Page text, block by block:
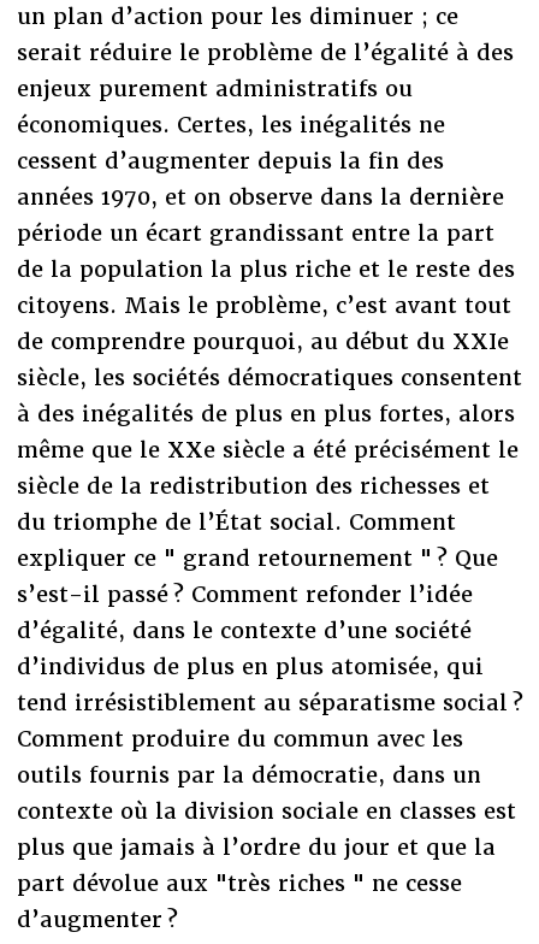
un plan d’action pour les diminuer ; ce
serait réduire le problème de l’égalité à des
enjeux purement administratifs ou
économiques. Certes, les inégalités ne
cessent d’augmenter depuis la fin des
années 1970, et on observe dans la dernière
période un écart grandissant entre la part
de la population la plus riche et le reste des
citoyens. Mais le problème, c’est avant tout
de comprendre pourquoi, au début du XXIe
siècle, les sociétés démocratiques consentent
à des inégalités de plus en plus fortes, alors
même que le XXe siècle a été précisément le
siècle de la redistribution des richesses et
du triomphe de l’État social. Comment
expliquer ce " grand retournement " ? Que
s’est-il passé ? Comment refonder l’idée
d’égalité, dans le contexte d’une société
d’individus de plus en plus atomisée, qui
tend irrésistiblement au séparatisme social ?
Comment produire du commun avec les
outils fournis par la démocratie, dans un
contexte où la division sociale en classes est
plus que jamais à l’ordre du jour et que la
part dévolue aux "très riches " ne cesse
d’augmenter ?